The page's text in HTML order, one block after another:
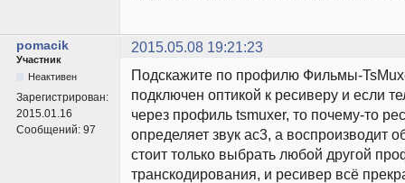
pomacik 2015.05.08 19:21:23
Участник
Неактивен
Зарегистрирован:
2015.01.16
Сообщений: 97
Подскажите по профилю Фильмы-
подключен оптикой к ресиверу и если
через профиль tsmuxer, то почему-то
определяет звук ac3, а воспроизводит
стоит только выбрать любой другой
транскодирования, и ресивер всё